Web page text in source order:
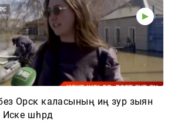
Орск каласының иң зур зыян
шәһәрдә